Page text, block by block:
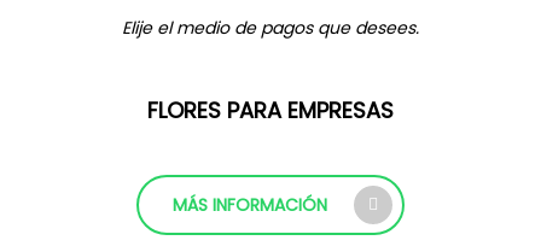
Elije el medio de pagos que desees.
FLORES PARA EMPRESAS
MÁS INFORMACIÓN